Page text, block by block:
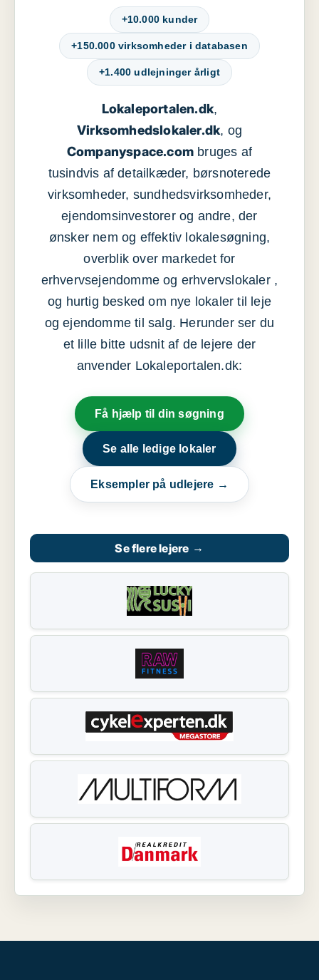
+10.000 kunder
+150.000 virksomheder i databasen
+1.400 udlejninger årligt
Lokaleportalen.dk,
Virksomhedslokaler.dk, og
Companyspace.com bruges af
tusindvis af detailkæder, børsnoterede
virksomheder, sundhedsvirksomheder,
ejendomsinvestorer og andre, der
ønsker nem og effektiv lokalesøgning,
overblik over markedet for
erhvervsejendomme og erhvervslokaler ,
og hurtig besked om nye lokaler til leje
og ejendomme til salg. Herunder ser du
et lille bitte udsnit af de lejere der
anvender Lokaleportalen.dk:
Få hjælp til din søgning
Se alle ledige lokaler
Eksempler på udlejere →
Se flere lejere →